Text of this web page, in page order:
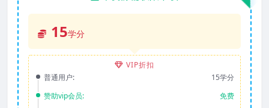
15学分
VIP折扣
普通用户:
15学分
赞助vip会员:
免费